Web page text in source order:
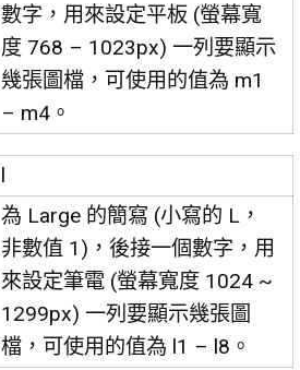
數字，用來設定平板 (螢幕寬
度 768 – 1023px) 一列要顯示
幾張圖檔，可使用的值為 m1
– m4。
l
為 Large 的簡寫 (小寫的 L，
非數值 1)，後接一個數字，用
來設定筆電 (螢幕寬度 1024 ~
1299px) 一列要顯示幾張圖
檔，可使用的值為 l1 – l8。